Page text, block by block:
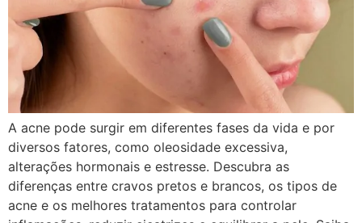
A acne pode surgir em diferentes fases da vida e por
diversos fatores, como oleosidade excessiva,
alterações hormonais e estresse. Descubra as
diferenças entre cravos pretos e brancos, os tipos de
acne e os melhores tratamentos para controlar